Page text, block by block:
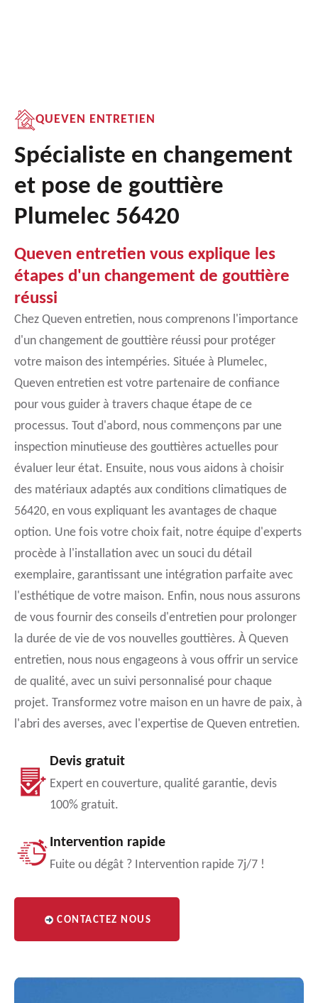
QUEVEN ENTRETIEN
Spécialiste en changement
et pose de gouttière
Plumelec 56420
Queven entretien vous explique les
étapes d'un changement de gouttière
réussi
Chez Queven entretien, nous comprenons l'importance
d'un changement de gouttière réussi pour protéger
votre maison des intempéries. Située à Plumelec,
Queven entretien est votre partenaire de confiance
pour vous guider à travers chaque étape de ce
processus. Tout d'abord, nous commençons par une
inspection minutieuse des gouttières actuelles pour
évaluer leur état. Ensuite, nous vous aidons à choisir
des matériaux adaptés aux conditions climatiques de
56420, en vous expliquant les avantages de chaque
option. Une fois votre choix fait, notre équipe d'experts
procède à l'installation avec un souci du détail
exemplaire, garantissant une intégration parfaite avec
l'esthétique de votre maison. Enfin, nous nous assurons
de vous fournir des conseils d'entretien pour prolonger
la durée de vie de vos nouvelles gouttières. À Queven
entretien, nous nous engageons à vous offrir un service
de qualité, avec un suivi personnalisé pour chaque
projet. Transformez votre maison en un havre de paix, à
l'abri des averses, avec l'expertise de Queven entretien.
Devis gratuit
Expert en couverture, qualité garantie, devis
100% gratuit.
Intervention rapide
Fuite ou dégât ? Intervention rapide 7j/7 !
CONTACTEZ NOUS